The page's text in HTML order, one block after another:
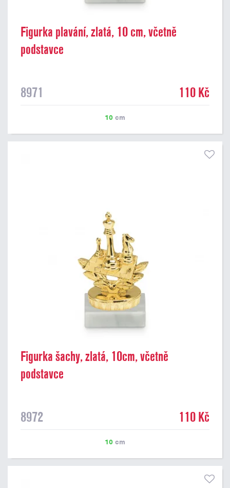
Figurka plavání, zlatá, 10 cm, včetně
podstavce
8971 110 Kč
10 cm
Figurka šachy, zlatá, 10cm, včetně
podstavce
8972 110 Kč
10 cm